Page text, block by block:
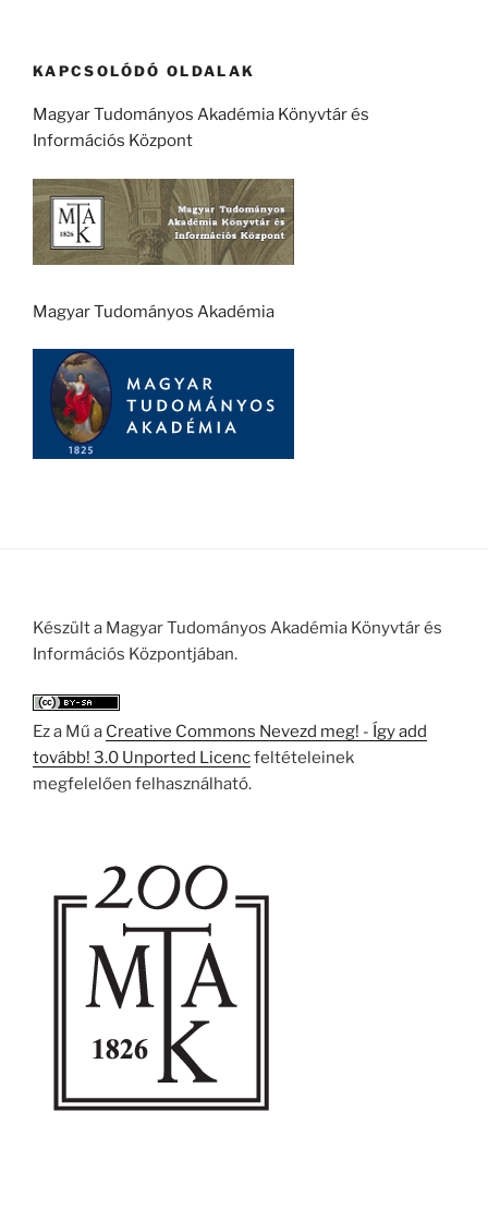
KAPCSOLÓDÓ OLDALAK
Magyar Tudományos Akadémia Könyvtár és
Információs Központ
Magyar Tudományos Akadémia
Készült a Magyar Tudományos Akadémia Könyvtár és
Információs Központjában.
Ez a Mű a Creative Commons Nevezd meg! - Így add
tovább! 3.0 Unported Licencfeltételeinek
megfelelően felhasználható.